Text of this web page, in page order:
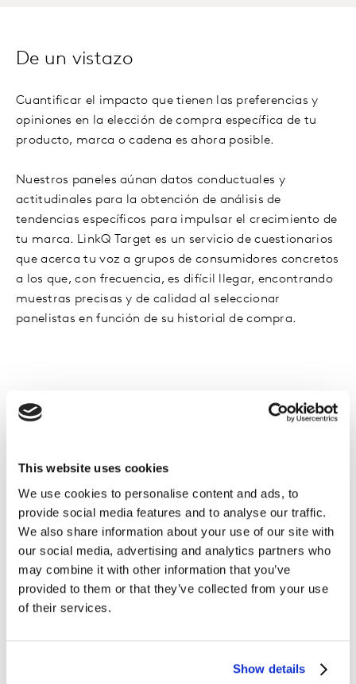
This website uses cookies
We use cookies to personalise content and ads, to
provide social media features and to analyse our traffic.
We also share information about your use of our site with
our social media, advertising and analytics partners who
may combine it with other information that you’ve
provided to them or that they’ve collected from your use
of their services.
Show details
De un vistazo
Cuantificar el impacto que tienen las preferencias y
opiniones en la elección de compra específica de tu
producto, marca o cadena es ahora posible.
Nuestros paneles aúnan datos conductuales y
actitudinales para la obtención de análisis de
tendencias específicos para impulsar el crecimiento de
tu marca. LinkQ Target es un servicio de cuestionarios
que acerca tu voz a grupos de consumidores concretos
a los que, con frecuencia, es difícil llegar, encontrando
muestras precisas y de calidad al seleccionar
panelistas en función de su historial de compra.
Características principales
la decisión
Conecta con consumidores que se han pasado a la
competencia, que fueron fieles en el pasado o que
consumen habitualmente tu categoría para analizar
las tendencias de sus activadores y barreras a la
compra.
Crea cuestionarios a medida para conectar la compra